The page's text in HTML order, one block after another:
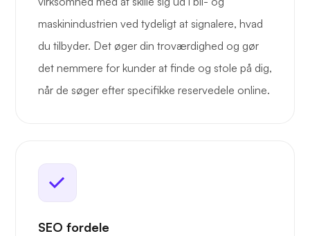
maskinindustrien ved tydeligt at signalere, hvad
du tilbyder. Det øger din troværdighed og gør
det nemmere for kunder at finde og stole på dig,
når de søger efter specifikke reservedele online.
SEO fordele